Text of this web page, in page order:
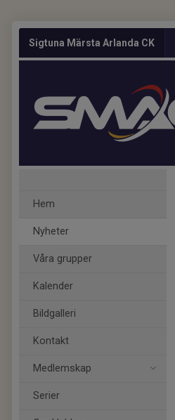
Sigtuna Märsta Arlanda CK
Hem
Nyheter
Våra grupper
Kalender
Bildgalleri
Kontakt
Medlemskap
Serier